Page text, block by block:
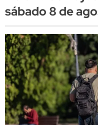
sábado 8 de